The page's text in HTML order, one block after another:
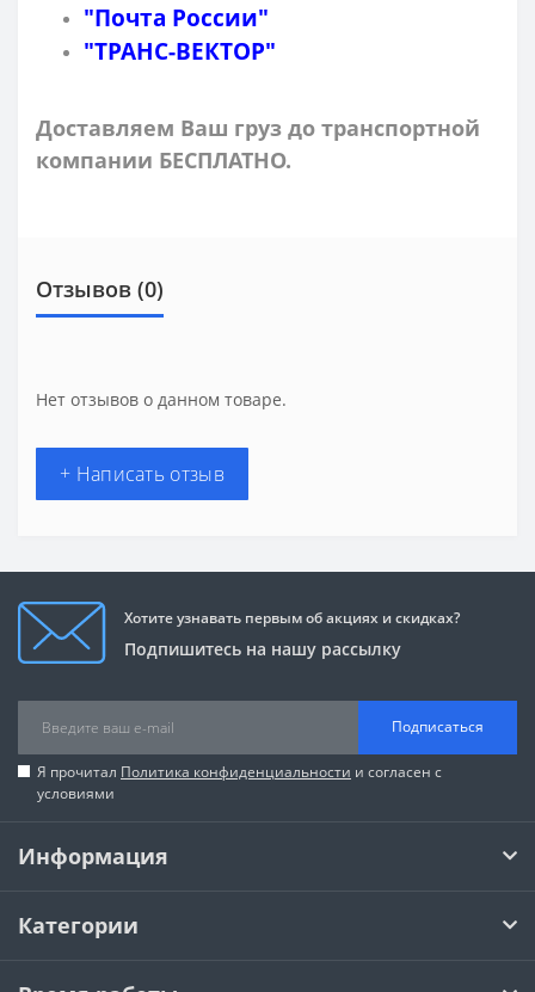
"Почта России"
"ТРАНС-ВЕКТОР"
Доставляем Ваш груз до транспортной
компании БЕСПЛАТНО.
Отзывов (0)
Нет отзывов о данном товаре.
+ Написать отзыв
Хотите узнавать первым об акциях и скидках?
Подпишитесь на нашу рассылку
Подписаться
Я прочитал Политика конфиденциальности и согласен с
условиями
Информация
Категории